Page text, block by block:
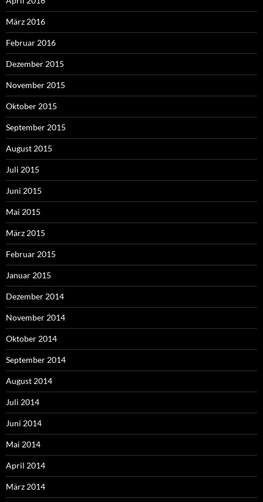
März 2016
Februar 2016
Dezember 2015
November 2015
Oktober 2015
September 2015
August 2015
Juli 2015
Juni 2015
Mai 2015
März 2015
Februar 2015
Januar 2015
Dezember 2014
November 2014
Oktober 2014
September 2014
August 2014
Juli 2014
Juni 2014
Mai 2014
April 2014
März 2014